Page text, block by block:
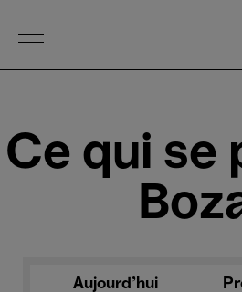
Open Menu
Ce qui se
Aujourd'hui